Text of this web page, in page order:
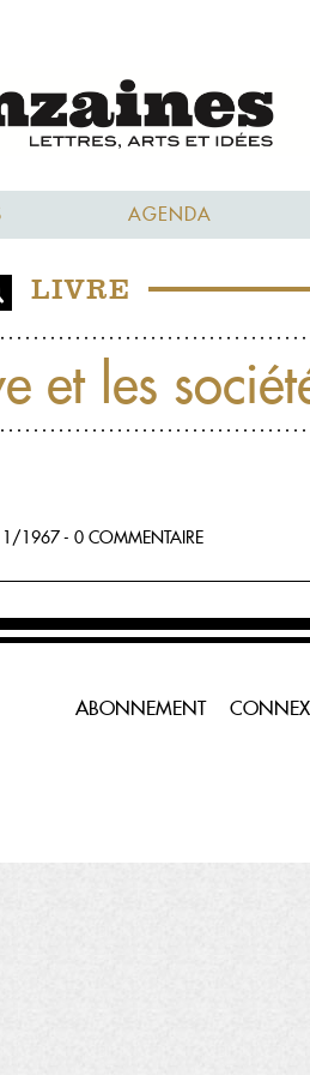
AGENDA
LIVRE
et les
1967 - 0 COMMENTAIRE
ABONNEMENT